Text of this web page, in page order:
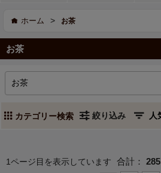
ホーム > お茶
お茶
カテゴリー検索 絞り込み
1ページ目を表示しています 合計： 285